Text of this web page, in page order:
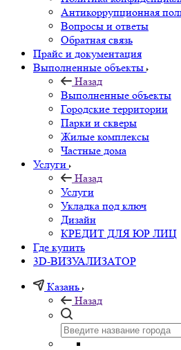
Антикоррупционная
Вопросы и ответы
Обратная связь
Прайс и документация
Выполненные объекты
Назад
Выполненные объекты
Городские территории
Парки и скверы
Жилые комплексы
Частные дома
Услуги
Назад
Услуги
Укладка под ключ
Дизайн
КРЕДИТ ДЛЯ ЮР ЛИЦ
Где купить
3D-ВИЗУАЛИЗАТОР
Казань
Назад